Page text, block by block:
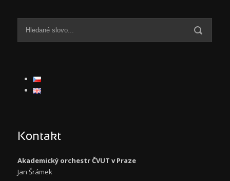
Kontakt
Akademický orchestr ČVUT v Praze
Jan Šrámek